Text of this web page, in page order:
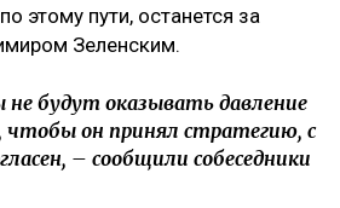
этому пути, останется за
Зеленским.
будут оказывать давление
чтобы он принял стратегию, с
– сообщили собеседники